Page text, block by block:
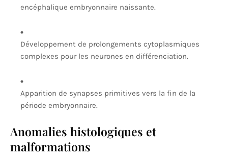
encéphalique embryonnaire naissante.
Développement de prolongements cytoplasmiques
complexes pour les neurones en différenciation.
Apparition de synapses primitives vers la fin de la
période embryonnaire.
Anomalies histologiques et
malformations